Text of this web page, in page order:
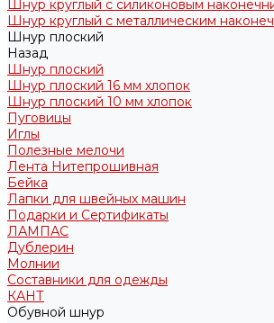
Шнур круглый с силиконовым
Шнур круглый с металлическим
Шнур плоский
Назад
Шнур плоский
Шнур плоский 16 мм хлопок
Шнур плоский 10 мм хлопок
Пуговицы
Иглы
Полезные мелочи
Лента Нитепрошивная
Бейка
Лапки для швейных машин
Подарки и Сертификаты
ЛАМПАС
Дублерин
Молнии
Составники для одежды
КАНТ
Обувной шнур